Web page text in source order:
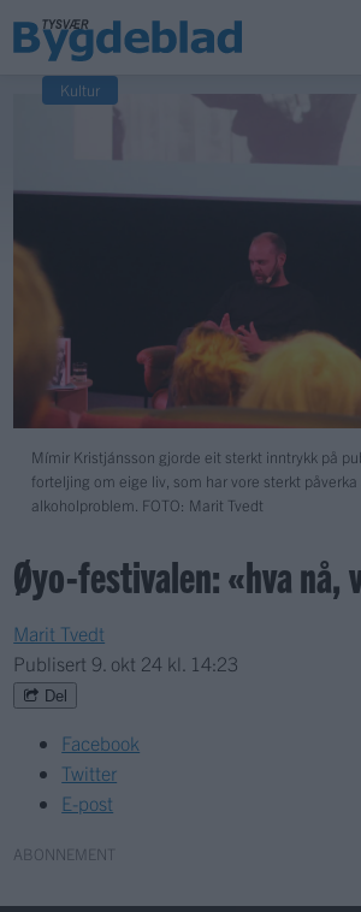
Mímir Kristjánsson gjorde eit sterkt inntrykk på
forteljing om eige liv, som har vore sterkt
alkoholproblem. FOTO: Marit Tvedt
Kultur
Øyo-festivalen: «hva nå,
Marit Tvedt
Publisert 9. okt 24 kl. 14:23
Del
Facebook
Twitter
E-post
ABONNEMENT